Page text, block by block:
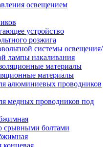
освещением
устройство
розжига
системы освещения/
лампы накаливания
материалы
алюминиевых проводников
медных проводников под
срывными болтами
концевая